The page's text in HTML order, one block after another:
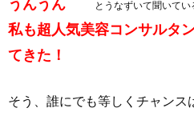
うんうん とうなずいて聞いてい
私も超人気美容コンサルタ
てきた！
そう、誰にでも等しくチャンス